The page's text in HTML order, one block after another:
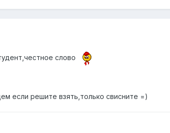
слово
если решите взять,только свисните =)